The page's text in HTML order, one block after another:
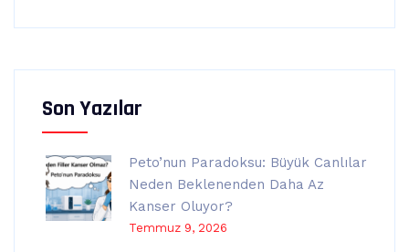
Son Yazılar
Peto’nun Paradoksu: Büyük Canlılar
Neden Beklenenden Daha Az
Kanser Oluyor?
Temmuz 9, 2026